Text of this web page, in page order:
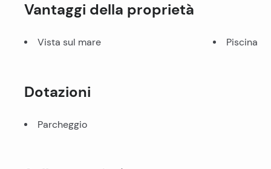
Vantaggi della proprietà
Vista sul mare Piscina
Dotazioni
Parcheggio